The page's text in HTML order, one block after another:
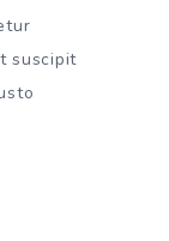
suscipit